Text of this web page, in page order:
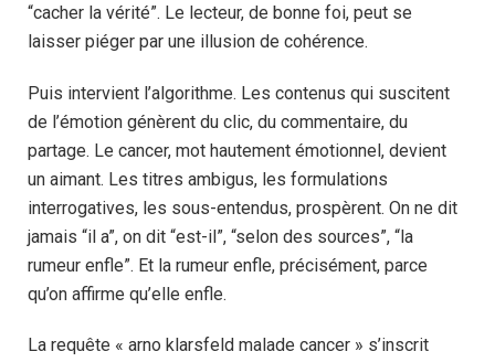
“cacher la vérité”. Le lecteur, de bonne foi, peut se
laisser piéger par une illusion de cohérence.
Puis intervient l’algorithme. Les contenus qui suscitent
de l’émotion génèrent du clic, du commentaire, du
partage. Le cancer, mot hautement émotionnel, devient
un aimant. Les titres ambigus, les formulations
interrogatives, les sous-entendus, prospèrent. On ne dit
jamais “il a”, on dit “est-il”, “selon des sources”, “la
rumeur enfle”. Et la rumeur enfle, précisément, parce
qu’on affirme qu’elle enfle.
La requête « arno klarsfeld malade cancer » s’inscrit